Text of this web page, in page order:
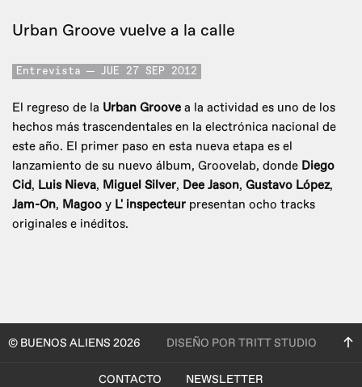
Urban Groove vuelve a la calle
Entrevista JUE 27 SEP 2012
El regreso de la Urban Groove a la actividad es uno de los
hechos más trascendentales en la electrónica nacional de
este año. El primer paso en esta nueva etapa es el
lanzamiento de su nuevo álbum, Groovelab, donde Diego
Cid, Luis Nieva, Miguel Silver, Dee Jason, Gustavo López,
Jam-On, Magoo y L' inspecteur presentan ocho tracks
originales e inéditos.
© BUENOS ALIENS 2026 DISEÑO POR TRITT STUDIO
CONTACTO NEWSLETTER